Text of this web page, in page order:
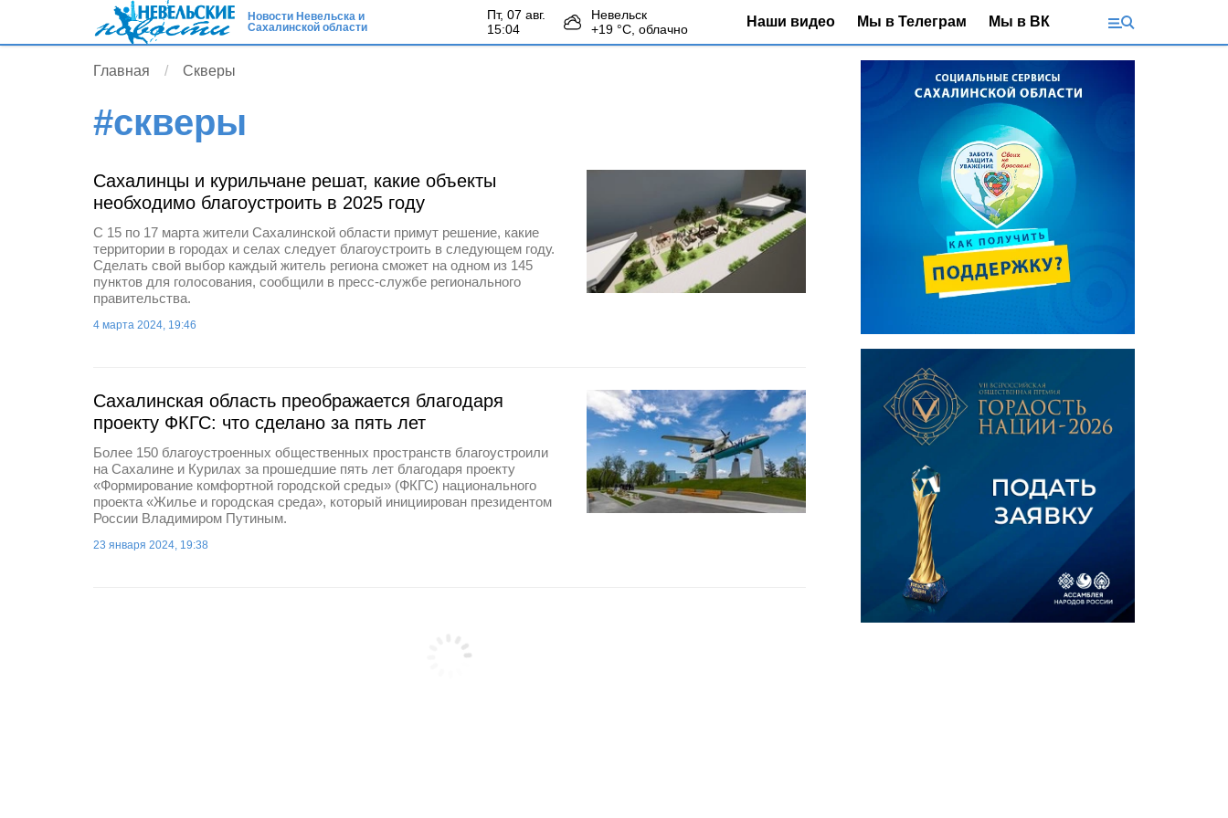
Новости Невельска и
Сахалинской области
пт, 07 авг.
15:04
Невельск
+19 °С, облачно Наши видео Мы в Телеграм Мы в ВК
Главная Скверы
#скверы
Сахалинцы и курильчане решат, какие объекты
необходимо благоустроить в 2025 году
С 15 по 17 марта жители Сахалинской области примут решение, какие
территории в городах и селах следует благоустроить в следующем году.
Сделать свой выбор каждый житель региона сможет на одном из 145
пунктов для голосования, сообщили в пресс-службе регионального
правительства.
4 марта 2024, 19:46
Сахалинская область преображается благодаря
проекту ФКГС: что сделано за пять лет
Более 150 благоустроенных общественных пространств благоустроили
на Сахалине и Курилах за прошедшие пять лет благодаря проекту
«Формирование комфортной городской среды» (ФКГС) национального
проекта «Жилье и городская среда», который инициирован президентом
России Владимиром Путиным.
23 января 2024, 19:38